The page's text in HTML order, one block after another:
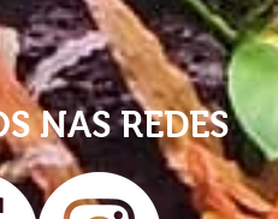
NAS REDES